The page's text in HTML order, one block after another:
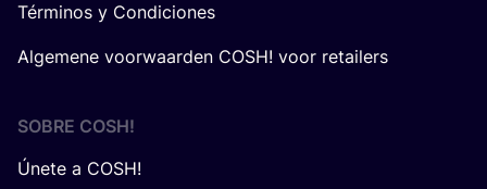
Términos y Condiciones
Algemene voorwaarden COSH! voor retailers
SOBRE COSH!
Únete a COSH!